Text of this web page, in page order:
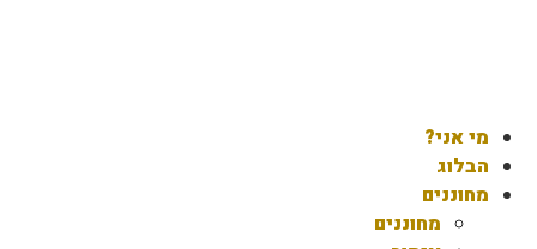
מי אני?
הבלוג
מחוננים
מחוננים